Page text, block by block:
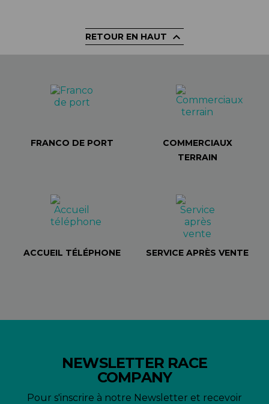
RETOUR EN HAUT 
FRANCO DE PORT
COMMERCIAUX
TERRAIN
ACCUEIL TÉLÉPHONE SERVICE APRÈS VENTE
NEWSLETTER RACE
COMPANY
Pour s'inscrire à notre Newsletter et recevoir